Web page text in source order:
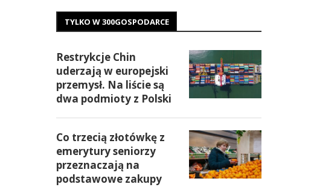
TYLKO W 300GOSPODARCE
Restrykcje Chin
uderzają w europejski
przemysł. Na liście są
dwa podmioty z Polski
Co trzecią złotówkę z
emerytury seniorzy
przeznaczają na
podstawowe zakupy